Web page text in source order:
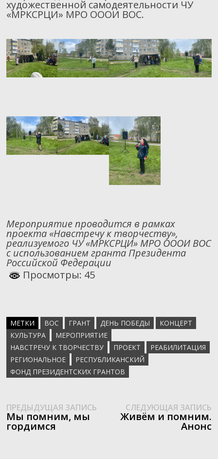
художественной самодеятельности ЧУ
«МРКСРЦИ» МРО ОООИ ВОС.
Мероприятие проводится в рамках
проекта «Навстречу к творчеству»,
реализуемого ЧУ «МРКСРЦИ» МРО ОООИ ВОС
с использованием гранта Президента
Российской Федерации
Просмотры: 45
МЕТКИ ВОС ГРАНТ ДЕНЬ ПОБЕДЫ
КОНЦЕРТ
КУЛЬТУРА
МЕРОПРИЯТИЕ
НАВСТРЕЧУ К ТВОРЧЕСТВУ
ПРОЕКТ
РЕАБИЛИТАЦИЯ
РЕГИОНАЛЬНОЕ
РЕСПУБЛИКАНСКИЙ
ФОНД ПРЕЗИДЕНТСКИХ ГРАНТОВ
Навигация
по
ПРЕДЫДУЩАЯ ЗАПИСЬПредыдущая
запись:
Мы помним, мы
гордимся
СЛЕДУЮЩАЯ ЗАПИСЬ
Живëм и помним.
Анонс